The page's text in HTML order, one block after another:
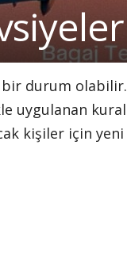
durum
uygulanan
kişiler için